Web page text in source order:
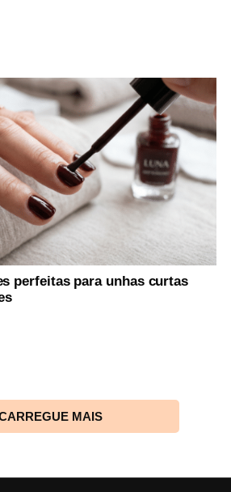
perfeitas para unhas curtas
MAIS